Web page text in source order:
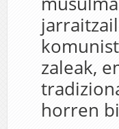
zaleak,
horren